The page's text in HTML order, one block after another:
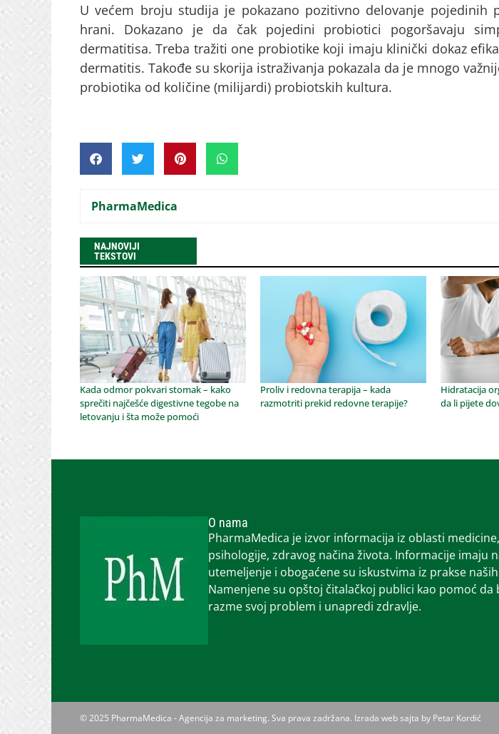
U većem broju studija je pokazano pozitivno delovanje pojedinih
hrani. Dokazano je da čak pojedini probiotici pogoršavaju
dermatitisa. Treba tražiti one probiotike koji imaju klinički dokaz
dermatitis. Takođe su skorija istraživanja pokazala da je mnogo
probiotika od količine (milijardi) probiotskih kultura.
PharmaMedica
NAJNOVIJI
TEKSTOVI
Kada odmor pokvari stomak – kako
sprečiti najčešće digestivne tegobe na
letovanju i šta može pomoći
Proliv i redovna terapija – kada
razmotriti prekid redovne terapije?
Hidratacija
da li pijete
O nama
PharmaMedica je izvor informacija iz oblasti medicine,
psihologije, zdravog načina života. Informacije imaju
utemeljenje i obogaćene su iskustvima iz prakse
Namenjene su opštoj čitalačkoj publici kao pomoć da
razme svoj problem i unapredi zdravlje.
© 2025 PharmaMedica - Agencija za marketing. Sva prava zadržana. Izrada web sajta by Petar Kordić